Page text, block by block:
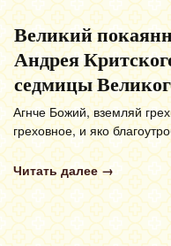
Великий
Андрея
седмицы
Агнче Божий, вземляй
греховное, и яко
Читать далее →